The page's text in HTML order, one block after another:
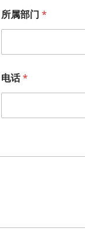
所属部门 *
电话*